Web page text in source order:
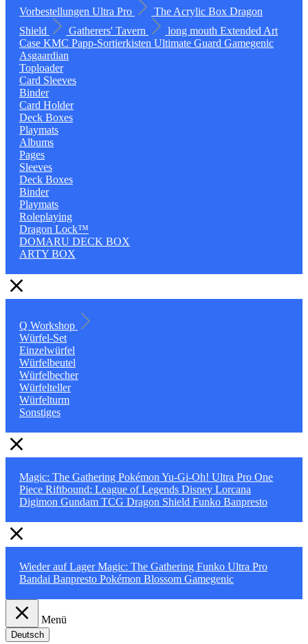
Vorbestellungen Ultra Pro The Acrylic Box Dragon
Shield
Gatherers' Tavern long mouth Extended Art
Case KMC Papp-Sortierkisten Ultimate Guard Gamegenic
Asgaardian
Toploader
Card Sleeves
Binder
Card Holder
Deck Boxes
Playmats
Albums
Pages
Sleeves
Deck Boxes
Binder
Playmats
Roleplaying
Dragon Lock™
DOMARU DECK BOX
ARTY BOX
Q Workshop
Würfel-Set
Einzelwürfel
Würfelbeutel
Würfelbecher
Würfelteller
Würfelturm
Sonstiges
Magic: The Gathering Pokémon Yu-Gi-Oh! Ultra Pro One
Piece Riftbound: League of Legends Disney Lorcana
Digimon Gundam TCG Dragon Shield Funko Banpresto
Wieder auf LagerMagic: The Gathering Funko Ultra Pro
Bandai Banpresto Pokémon Blossom Gamegenic
Menü
Deutsch